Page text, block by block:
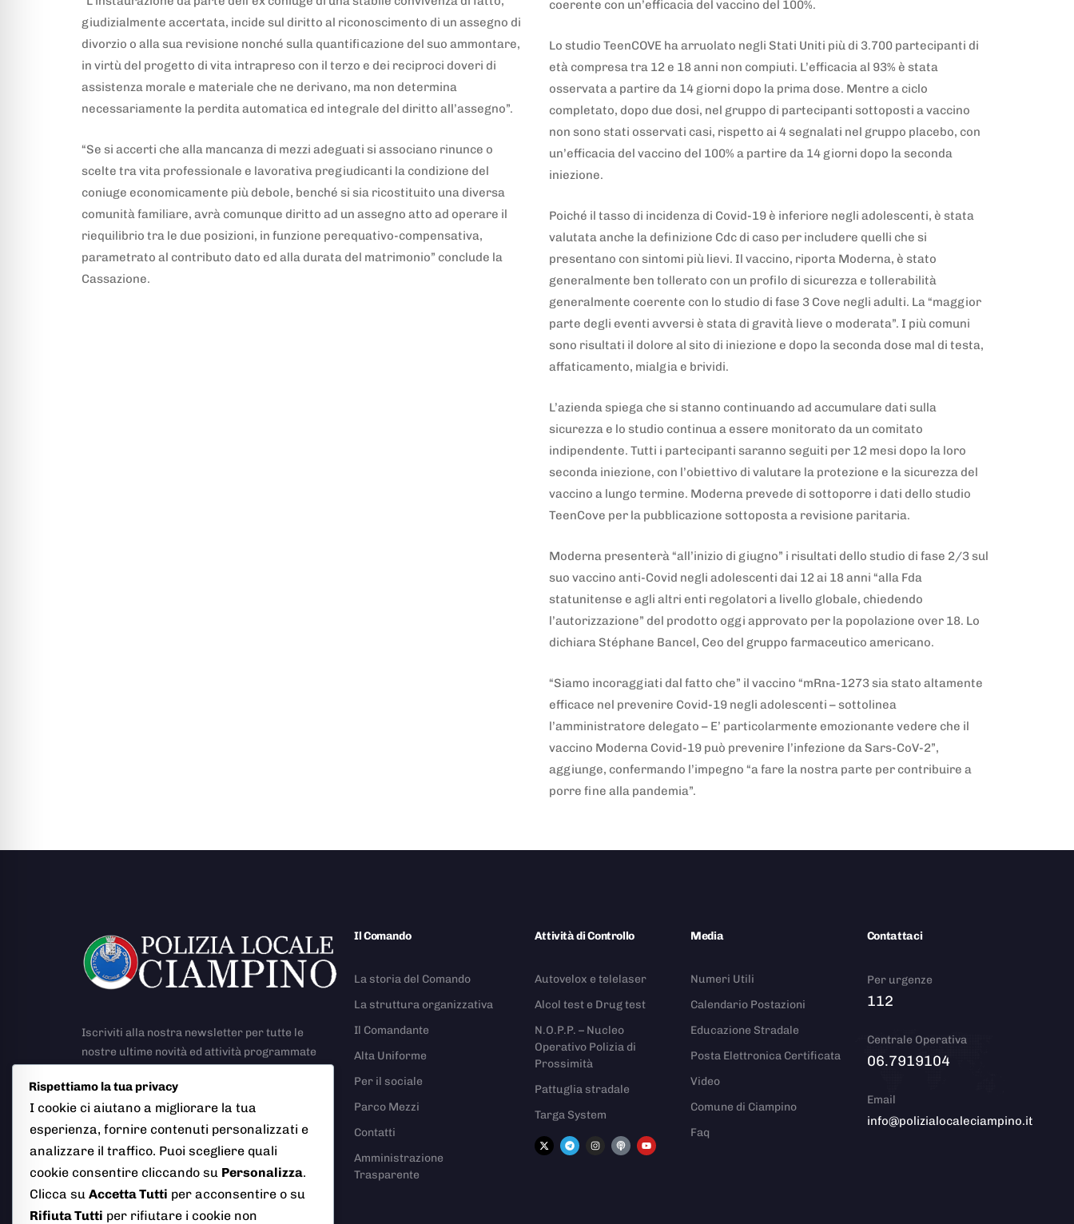
giudizialmente accertata, incide sul diritto al riconoscimento di un assegno di
divorzio o alla sua revisione nonché sulla quantificazione del suo ammontare,
in virtù del progetto di vita intrapreso con il terzo e dei reciproci doveri di
assistenza morale e materiale che ne derivano, ma non determina
necessariamente la perdita automatica ed integrale del diritto all’assegno”.
“Se si accerti che alla mancanza di mezzi adeguati si associano rinunce o
scelte tra vita professionale e lavorativa pregiudicanti la condizione del
coniuge economicamente più debole, benché si sia ricostituito una diversa
comunità familiare, avrà comunque diritto ad un assegno atto ad operare il
riequilibrio tra le due posizioni, in funzione perequativo-compensativa,
parametrato al contributo dato ed alla durata del matrimonio” conclude la
Cassazione.
coerente con un’efficacia del vaccino del 100%.
Lo studio TeenCOVE ha arruolato negli Stati Uniti più di 3.700 partecipanti di
età compresa tra 12 e 18 anni non compiuti. L’efficacia al 93% è stata
osservata a partire da 14 giorni dopo la prima dose. Mentre a ciclo
completato, dopo due dosi, nel gruppo di partecipanti sottoposti a vaccino
non sono stati osservati casi, rispetto ai 4 segnalati nel gruppo placebo, con
un’efficacia del vaccino del 100% a partire da 14 giorni dopo la seconda
iniezione.
Poiché il tasso di incidenza di Covid-19 è inferiore negli adolescenti, è stata
valutata anche la definizione Cdc di caso per includere quelli che si
presentano con sintomi più lievi. Il vaccino, riporta Moderna, è stato
generalmente ben tollerato con un profilo di sicurezza e tollerabilità
generalmente coerente con lo studio di fase 3 Cove negli adulti. La “maggior
parte degli eventi avversi è stata di gravità lieve o moderata”. I più comuni
sono risultati il dolore al sito di iniezione e dopo la seconda dose mal di testa,
affaticamento, mialgia e brividi.
L’azienda spiega che si stanno continuando ad accumulare dati sulla
sicurezza e lo studio continua a essere monitorato da un comitato
indipendente. Tutti i partecipanti saranno seguiti per 12 mesi dopo la loro
seconda iniezione, con l’obiettivo di valutare la protezione e la sicurezza del
vaccino a lungo termine. Moderna prevede di sottoporre i dati dello studio
TeenCove per la pubblicazione sottoposta a revisione paritaria.
Moderna presenterà “all’inizio di giugno” i risultati dello studio di fase 2/3 sul
suo vaccino anti-Covid negli adolescenti dai 12 ai 18 anni “alla Fda
statunitense e agli altri enti regolatori a livello globale, chiedendo
l’autorizzazione” del prodotto oggi approvato per la popolazione over 18. Lo
dichiara Stéphane Bancel, Ceo del gruppo farmaceutico americano.
“Siamo incoraggiati dal fatto che” il vaccino “mRna-1273 sia stato altamente
efficace nel prevenire Covid-19 negli adolescenti – sottolinea
l’amministratore delegato – E’ particolarmente emozionante vedere che il
vaccino Moderna Covid-19 può prevenire l’infezione da Sars-CoV-2”,
aggiunge, confermando l’impegno “a fare la nostra parte per contribuire a
porre fine alla pandemia”.
Iscriviti alla nostra newsletter per tutte le
nostre ultime novità ed attività programmate
Richiesta Rapporto Incidente Stradale
Il Comando
La storia del Comando
La struttura organizzativa
Il Comandante
Alta Uniforme
Per il sociale
Parco Mezzi
Contatti
Amministrazione
Trasparente
Attività di Controllo
Autovelox e telelaser
Alcol test e Drug test
N.O.P.P. – Nucleo
Operativo Polizia di
Prossimità
Pattuglia stradale
Targa System
Media
Numeri Utili
Calendario Postazioni
Educazione Stradale
Posta Elettronica Certificata
Video
Comune di Ciampino
Faq
Contattaci
Per urgenze
112
Centrale Operativa
06.7919104
Email
info@polizialocaleciampino.it
Rispettiamo la tua privacy
I cookie ci aiutano a migliorare la tua
esperienza, fornire contenuti personalizzati e
analizzare il traffico. Puoi scegliere quali
cookie consentire cliccando su Personalizza.
Clicca su Accetta Tutti per acconsentire o su
Rifiuta Tutti per rifiutare i cookie non